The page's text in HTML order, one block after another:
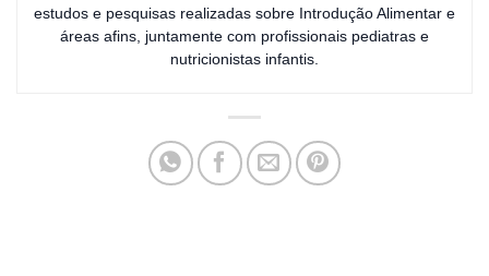
estudos e pesquisas realizadas sobre Introdução Alimentar e
áreas afins, juntamente com profissionais pediatras e
nutricionistas infantis.